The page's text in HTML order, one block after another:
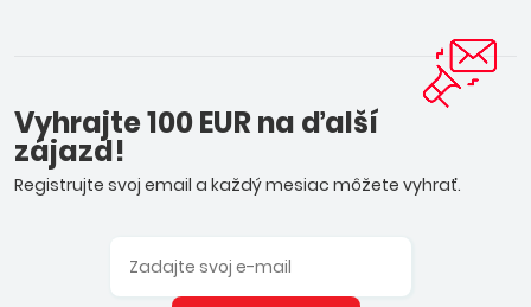
Vyhrajte 100 EUR na ďalší
zájazd!
Registrujte svoj email a každý mesiac môžete vyhrať.